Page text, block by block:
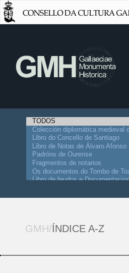
GMH/ÍNDICE A-Z